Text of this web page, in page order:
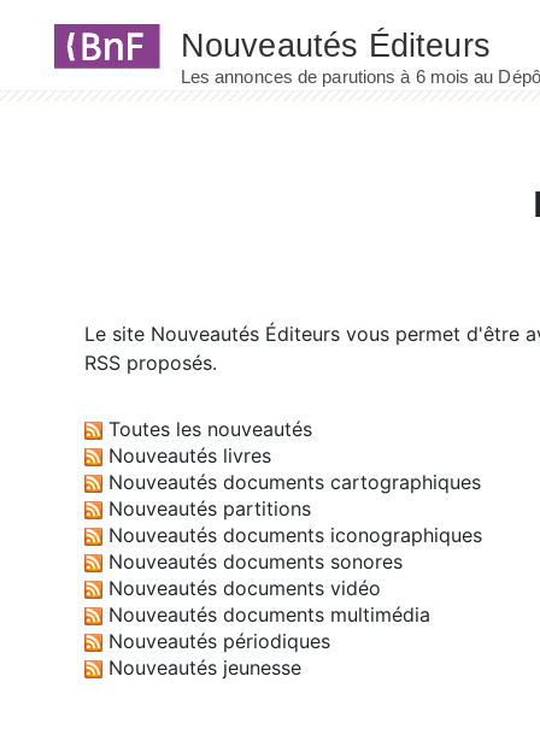
Le site Nouveautés Éditeurs vous permet d'être
RSS proposés.
Toutes les nouveautés
Nouveautés livres
Nouveautés documents cartographiques
Nouveautés partitions
Nouveautés documents iconographiques
Nouveautés documents sonores
Nouveautés documents vidéo
Nouveautés documents multimédia
Nouveautés périodiques
Nouveautés jeunesse